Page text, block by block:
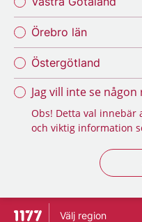
Örebro län
Östergötland
Jag vill inte se
Obs! Detta val
och viktig information
Till startsidan för 1177
Välj region